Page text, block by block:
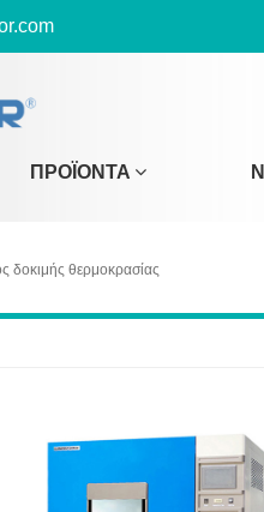
ΠΡΟΪΌΝΤΑ
δοκιμής θερμοκρασίας